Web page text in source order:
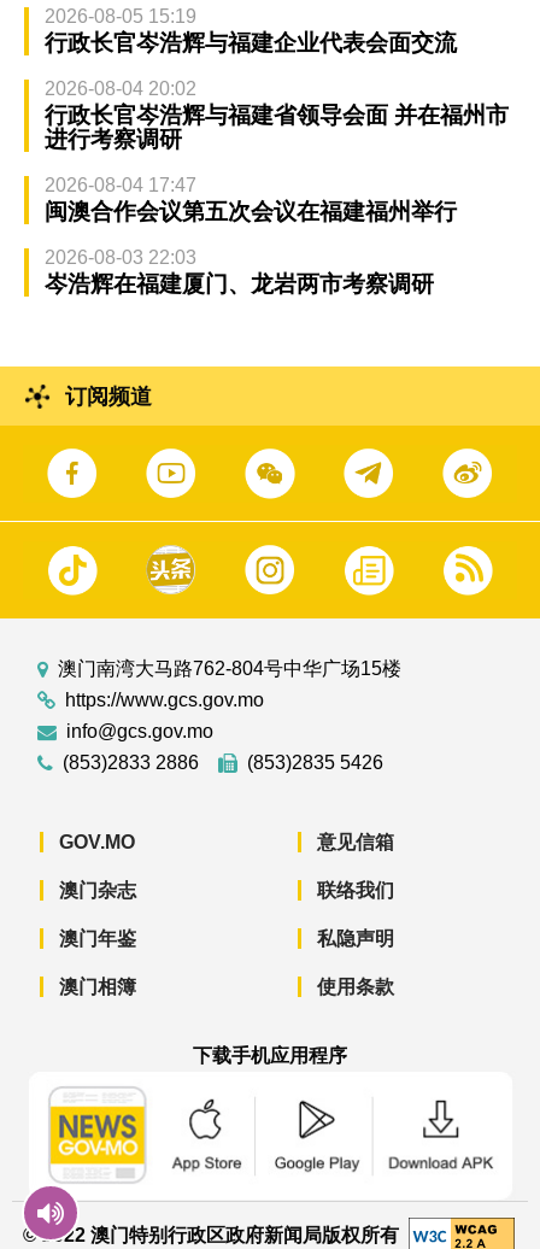
2026-08-05 15:19
行政长官岑浩辉与福建企业代表会面交流
2026-08-04 20:02
行政长官岑浩辉与福建省领导会面 并在福州市
进行考察调研
2026-08-04 17:47
闽澳合作会议第五次会议在福建福州举行
2026-08-03 22:03
岑浩辉在福建厦门、龙岩两市考察调研
订阅频道
澳门南湾大马路762-804号中华广场15楼
https://www.gcs.gov.mo
info@gcs.gov.mo
(853)2833 2886
(853)2835 5426
GOV.MO
澳门杂志
澳门年鉴
澳门相簿
意见信箱
联络我们
私隐声明
使用条款
下载手机应用程序
© 2022 澳门特别行政区政府新闻局版权所有